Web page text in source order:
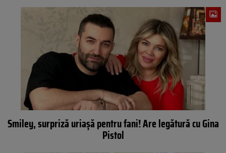
Smiley, surpriză uriaşă pentru fani! Are legătură cu Gina
Pistol